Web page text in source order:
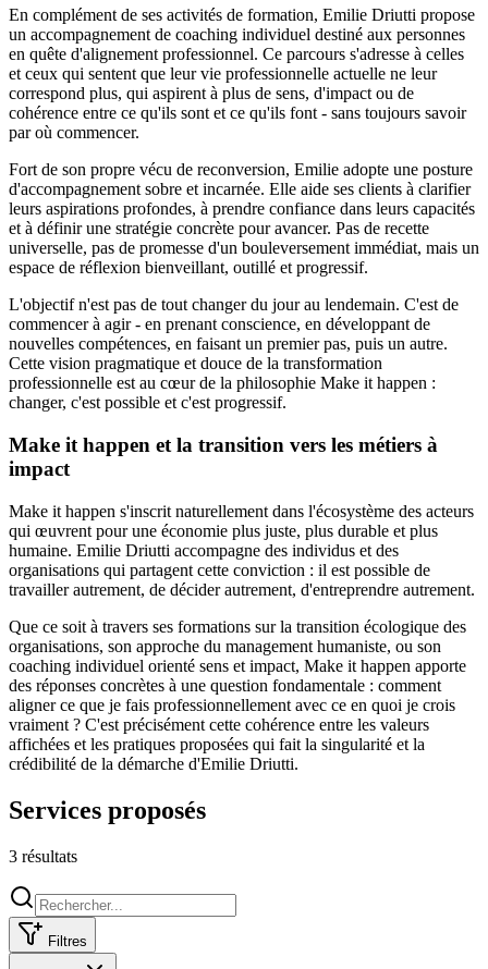
En complément de ses activités de formation, Emilie Driutti propose
un accompagnement de coaching individuel destiné aux personnes
en quête d'alignement professionnel. Ce parcours s'adresse à celles
et ceux qui sentent que leur vie professionnelle actuelle ne leur
correspond plus, qui aspirent à plus de sens, d'impact ou de
cohérence entre ce qu'ils sont et ce qu'ils font - sans toujours savoir
par où commencer.
Fort de son propre vécu de reconversion, Emilie adopte une posture
d'accompagnement sobre et incarnée. Elle aide ses clients à clarifier
leurs aspirations profondes, à prendre confiance dans leurs capacités
et à définir une stratégie concrète pour avancer. Pas de recette
universelle, pas de promesse d'un bouleversement immédiat, mais un
espace de réflexion bienveillant, outillé et progressif.
L'objectif n'est pas de tout changer du jour au lendemain. C'est de
commencer à agir - en prenant conscience, en développant de
nouvelles compétences, en faisant un premier pas, puis un autre.
Cette vision pragmatique et douce de la transformation
professionnelle est au cœur de la philosophie Make it happen :
changer, c'est possible et c'est progressif.
Make it happen et la transition vers les métiers à
impact
Make it happen s'inscrit naturellement dans l'écosystème des acteurs
qui œuvrent pour une économie plus juste, plus durable et plus
humaine. Emilie Driutti accompagne des individus et des
organisations qui partagent cette conviction : il est possible de
travailler autrement, de décider autrement, d'entreprendre autrement.
Que ce soit à travers ses formations sur la transition écologique des
organisations, son approche du management humaniste, ou son
coaching individuel orienté sens et impact, Make it happen apporte
des réponses concrètes à une question fondamentale : comment
aligner ce que je fais professionnellement avec ce en quoi je crois
vraiment ? C'est précisément cette cohérence entre les valeurs
affichées et les pratiques proposées qui fait la singularité et la
crédibilité de la démarche d'Emilie Driutti.
Services proposés
3 résultats
Filtres